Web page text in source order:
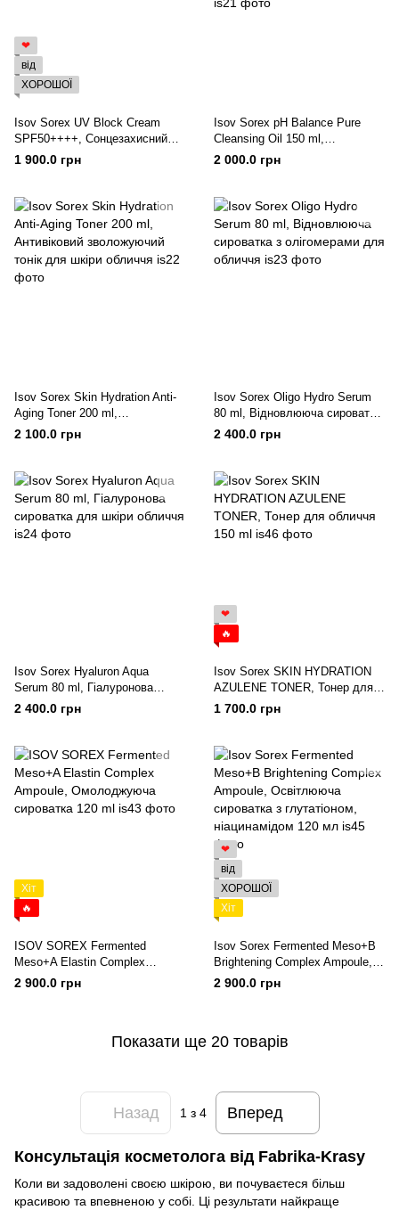
❤
від
ХОРОШОЇ
Isov Sorex UV Block Cream
SPF50++++, Сонцезахисний
матовий крем для обличчя 50
1 900.0 грн
Isov Sorex pH Balance Pure
Cleansing Oil 150 ml,
Гідрофільна олія для
очищення шкіри обличчя
2 000.0 грн
Isov Sorex Skin Hydration Anti-
Aging Toner 200 ml,
Антивіковий зволожуючий тонік
для шкіри обличчя
2 100.0 грн
Isov Sorex Oligo Hydro Serum
80 ml, Відновлююча сироватка
з олігомерами для обличчя
2 400.0 грн
Isov Sorex Hyaluron Aqua
Serum 80 ml, Гіалуронова
сироватка для шкіри обличчя
2 400.0 грн
❤
🔥
Isov Sorex SKIN HYDRATION
AZULENE TONER, Тонер для
обличчя 150 ml
1 700.0 грн
Хіт
🔥
ISOV SOREX Fermented
Meso+A Elastin Complex
Ampoule, Омолоджуюча
сироватка 120 ml
2 900.0 грн
❤
від
ХОРОШОЇ
Хіт
Isov Sorex Fermented Meso+B
Brightening Complex Ampoule,
Освітлююча сироватка з
глутатіоном, ніацинамідом 120
2 900.0 грн
Показати ще 20 товарів
Назад 1з 4 Вперед
Консультація косметолога від Fabrika-Krasy
Коли ви задоволені своєю шкірою, ви почуваєтеся більш
красивою та впевненою у собі. Ці результати найкраще